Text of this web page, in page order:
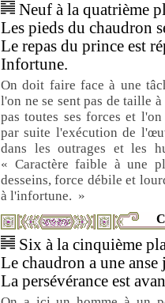
Neuf à la quatrième
Les pieds du chaudron
Le repas du prince est
Infortune.
On doit faire face à une
l'on ne se sent pas de taille
pas toutes ses forces et
par suite l'exécution de
dans les outrages et les
« Caractère faible à une
desseins, force débile et
à l'infortune. »
Six à la cinquième
Le chaudron a une anse
La persévérance est